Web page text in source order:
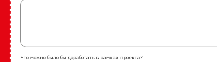
Что можно было бы доработать в рамках проекта?